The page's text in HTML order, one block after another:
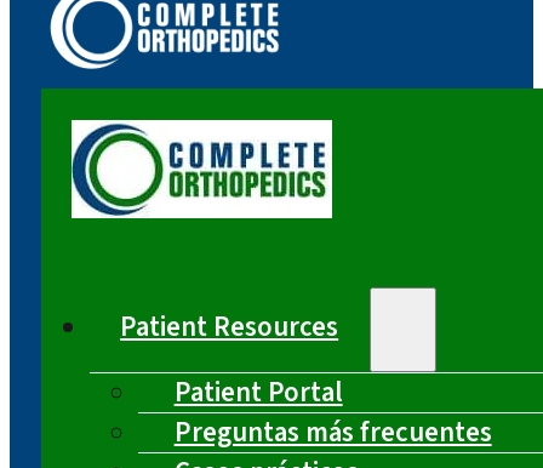
Patient Resources
Patient Portal
Preguntas más frecuentes